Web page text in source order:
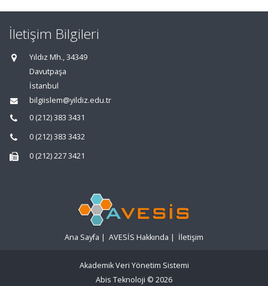
İletişim Bilgileri
Yıldız Mh., 34349
Davutpaşa
İstanbul
bilgiislem@yildiz.edu.tr
0 (212) 383 3431
0 (212) 383 3432
0 (212) 227 3421
Ana Sayfa | AVESİS Hakkında | İletişim
Akademik Veri Yönetim Sistemi
Abis Teknoloji © 2026